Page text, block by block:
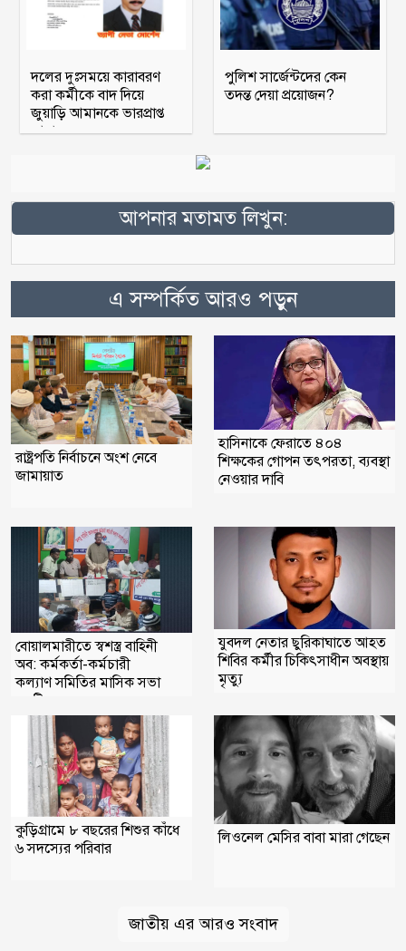
দলের দুঃসময়ে কারাবরণ
করা কর্মীকে বাদ দিয়ে
জুয়াড়ি আমানকে ভারপ্রাপ্ত
আহ্বায়ক
পুলিশ সার্জেন্টদের কেন
তদন্ত দেয়া প্রয়োজন?
আপনার মতামত লিখুন:
এ সম্পর্কিত আরও পড়ুন
রাষ্ট্রপতি নির্বাচনে অংশ নেবে
জামায়াত
হাসিনাকে ফেরাতে ৪০৪
শিক্ষকের গোপন তৎপরতা, ব্যবস্থা
নেওয়ার দাবি
বোয়ালমারীতে স্বশস্ত্র বাহিনী
অব: কর্মকর্তা-কর্মচারী
কল্যাণ সমিতির মাসিক সভা
অনুষ্টিত
যুবদল নেতার ছুরিকাঘাতে আহত
শিবির কর্মীর চিকিৎসাধীন অবস্থায়
মৃত্যু
কুড়িগ্রামে ৮ বছরের শিশুর কাঁধে
৬ সদস্যের পরিবার
লিওনেল মেসির বাবা মারা গেছেন
জাতীয় এর আরও সংবাদ